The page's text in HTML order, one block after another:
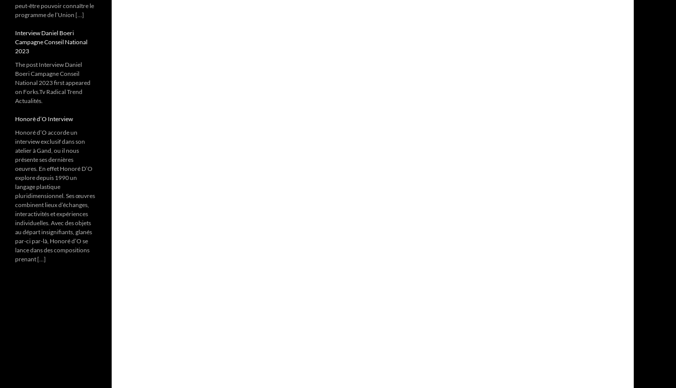
peut-être pouvoir connaître le
programme de l’Union […]
Interview Daniel Boeri
Campagne Conseil National
2023
The post Interview Daniel
Boeri Campagne Conseil
National 2023 first appeared
on Forks.Tv Radical Trend
Actualités.
Honorè d’O Interview
Honoré d’O accorde un
interview exclusif dans son
atelier à Gand, ou il nous
présente ses dernières
oeuvres. En effet Honoré D’O
explore depuis 1990 un
langage plastique
pluridimensionnel. Ses œuvres
combinent lieux d’échanges,
interactivités et expériences
individuelles. Avec des objets
au départ insignifiants, glanés
par-ci par-là, Honoré d’O se
lance dans des compositions
prenant […]